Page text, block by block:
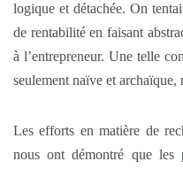
logique et détachée. On
de rentabilité en faisant
à l’entrepreneur. Une telle
seulement naïve et archaïque,
Les efforts en matière de
nous ont démontré que les